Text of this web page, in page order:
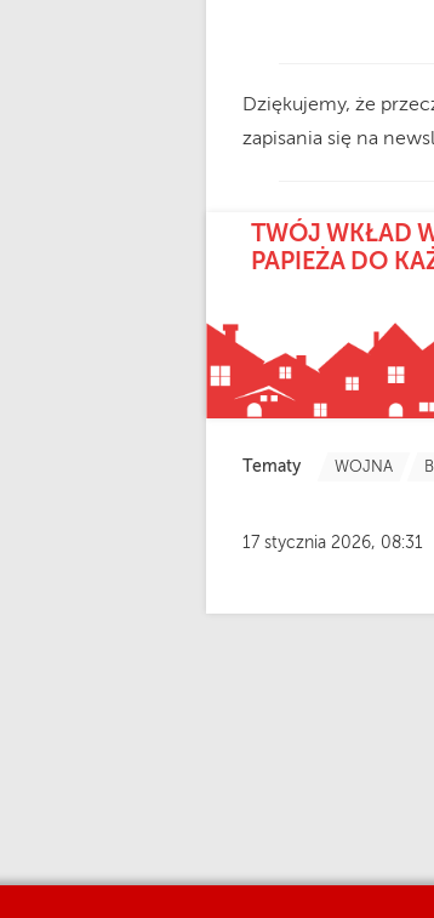
Dziękujemy, że
zapisania się na
TWÓJ WKŁAD
PAPIEŻA DO
Tematy WOJNA
17 stycznia 2026, 08:31